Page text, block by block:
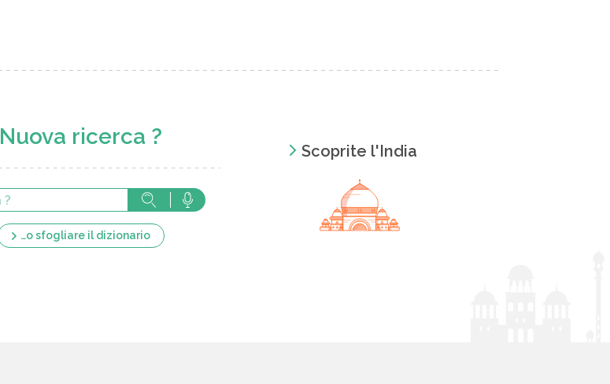
Nuova ricerca ?
…o sfogliare il dizionario
Scoprite l'India